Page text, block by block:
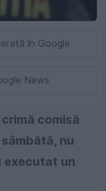
în Google
News
comisă
nu
executat un